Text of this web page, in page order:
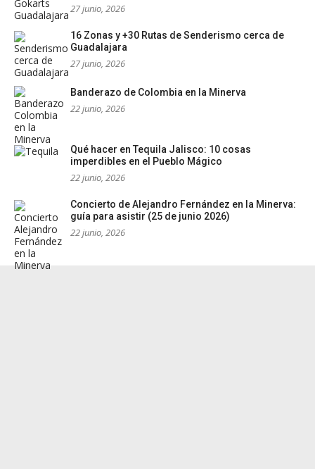
27 junio, 2026
16 Zonas y +30 Rutas de Senderismo cerca de
Guadalajara
27 junio, 2026
Banderazo de Colombia en la Minerva
22 junio, 2026
Qué hacer en Tequila Jalisco: 10 cosas
imperdibles en el Pueblo Mágico
22 junio, 2026
Concierto de Alejandro Fernández en la Minerva:
guía para asistir (25 de junio 2026)
22 junio, 2026